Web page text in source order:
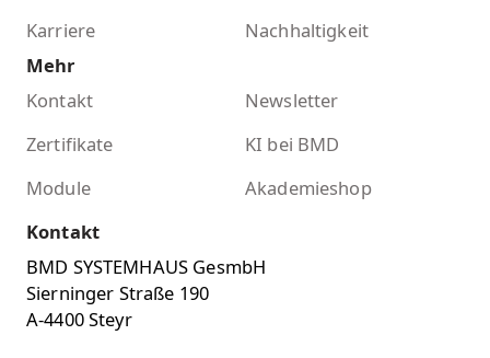
Karriere
Nachhaltigkeit
Mehr
Kontakt
Newsletter
Zertifikate
KI bei BMD
Module
Akademieshop
Kontakt
BMD SYSTEMHAUS GesmbH
Sierninger Straße 190
A-4400 Steyr